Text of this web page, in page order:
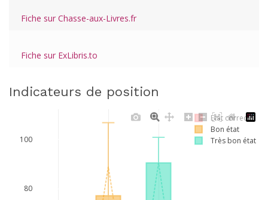
Fiche sur Chasse-aux-Livres.fr
Fiche sur ExLibris.to
Indicateurs de position
80
100
Etat correct
Bon état
Très bon état